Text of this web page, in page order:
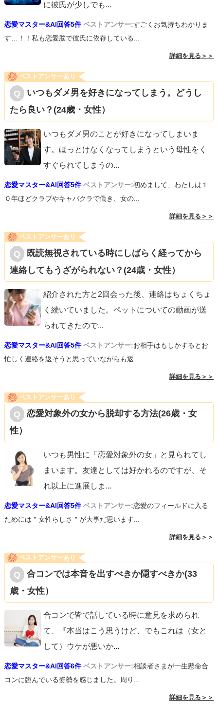
に彼氏が少しでも...
恋愛マスター&AI回答5件 ベストアンサー:すごくお気持ちわかりま
す…！！私も恋愛脳で彼氏に依存している...
詳細を見る＞＞
ベストアンサーあり
いつもダメ男を好きになってしまう。どうし
たら良い？(24歳・女性）
いつもダメ男のことが好きになってしまいま
す。ほっとけなくなってしまうという母性をく
すぐられてしまうの...
恋愛マスター&AI回答5件 ベストアンサー:初めまして、わたしは１
０年ほどクラブやキャバクラで働き、女の...
詳細を見る＞＞
ベストアンサーあり
既読無視されている時にしばらく経ってから
連絡してもうざがられない？(24歳・女性）
紹介された方と2回会った後、連絡はちょくちょ
く続いていました。ペットについての動画が送
られてきたので...
恋愛マスター&AI回答5件 ベストアンサー:お相手はもしかするとお
忙しく連絡を返そうと思っていながらも返...
詳細を見る＞＞
ベストアンサーあり
恋愛対象外の女から脱却する方法(26歳・女
性）
いつも男性に「恋愛対象外の女」と見られてし
まいます。友達としては好かれるのですが、そ
れ以上に進展しま ...
恋愛マスター&AI回答5件 ベストアンサー:恋愛のフィールドに入る
ためには＂女性らしさ＂が大事だ思います...
詳細を見る＞＞
ベストアンサーあり
合コンでは本音を出すべきか隠すべきか(33
歳・女性）
合コンで皆で話している時に意見を求められ
て、『本当はこう思うけど、でもこれは（女と
して）ウケが悪いか...
恋愛マスター&AI回答6件 ベストアンサー:相談者さまが一生懸命合
コンに臨んでいる姿勢を感じました。周り...
詳細を見る＞＞